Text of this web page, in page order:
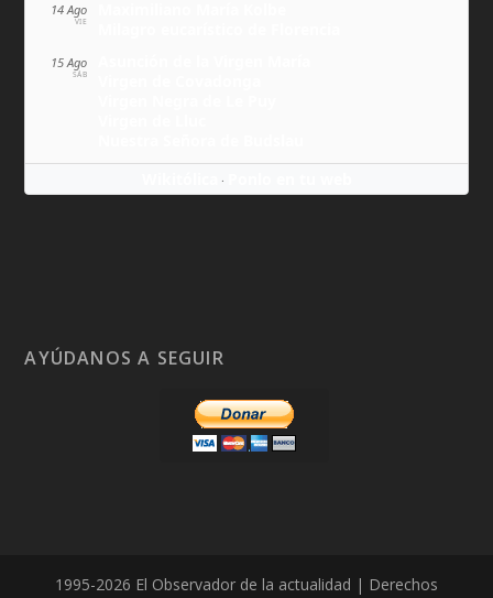
14 Ago
VIE
15 Ago
SÁB
·
AYÚDANOS A SEGUIR
1995-2026 El Observador de la actualidad | Derechos